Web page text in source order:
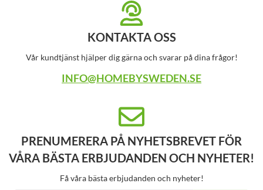
KONTAKTA OSS
Vår kundtjänst hjälper dig gärna och svarar på dina frågor!
INFO@HOMEBYSWEDEN.SE
PRENUMERERA PÅ NYHETSBREVET FÖR
VÅRA BÄSTA ERBJUDANDEN OCH NYHETER!
Få våra bästa erbjudanden och nyheter!